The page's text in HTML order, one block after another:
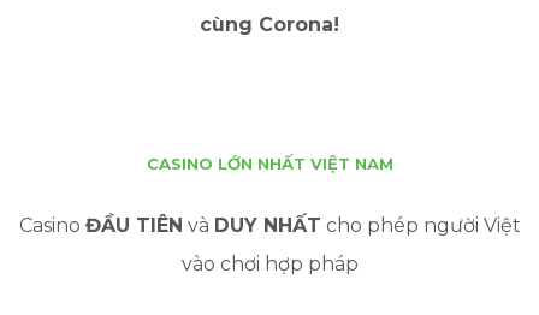
cùng Corona!
CASINO LỚN NHẤT VIỆT NAM
Casino ĐẦU TIÊN và DUY NHẤT cho phép người Việt
vào chơi hợp pháp